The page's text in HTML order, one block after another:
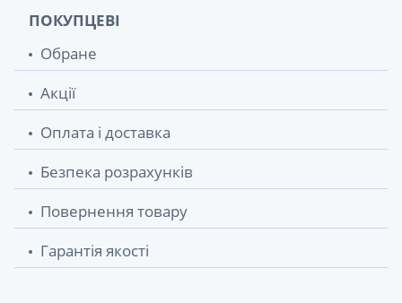
ПОКУПЦЕВІ
Обране
Акції
Оплата і доставка
Безпека розрахунків
Повернення товару
Гарантія якості